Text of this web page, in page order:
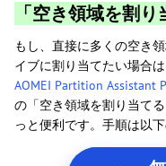
「空き領域を割
もし、直接に多くの空き
イブに割り当てたい場合は
AOMEI Partition Assistant
の「空き領域を割り当て
っと便利です。手順は以下